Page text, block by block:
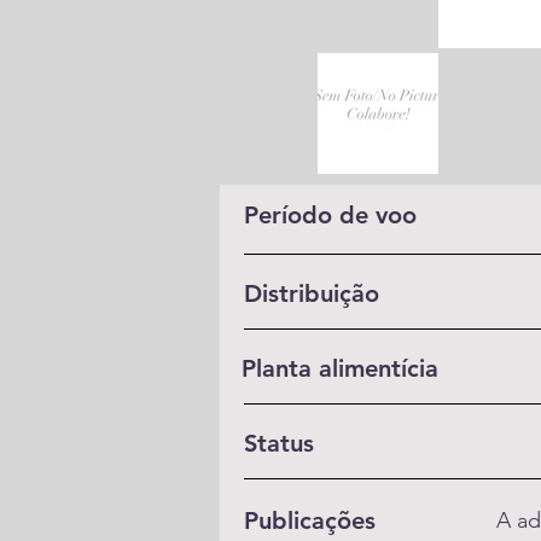
Período de voo
Distribuição
Planta alimentícia
Status
Publicações A